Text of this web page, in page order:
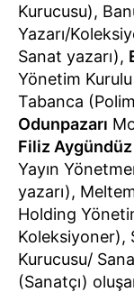
Kurucusu),
Yazarı/
Sanat yazarı),
Yönetim
Tabanca
Odunpazarı
Filiz Aygündüz
Yayın
yazarı),
Holding
Koleksiyoner),
Kurucusu/
(Sanatçı)